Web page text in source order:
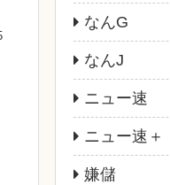
なんG
なんJ
ニュー速
ニュー速＋
嫌儲